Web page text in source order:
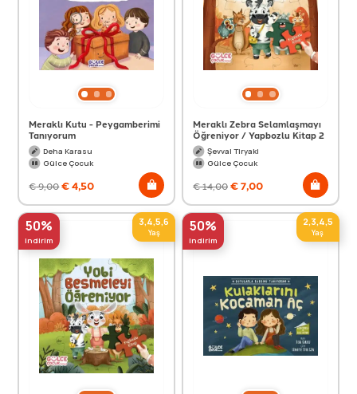
Meraklı Kutu - Peygamberimi
Tanıyorum
Deha Karasu
Gülce Çocuk
€9,00€4,50
Meraklı Zebra Selamlaşmayı
Öğreniyor / Yapbozlu Kitap 2
Şevval Tiryaki
Gülce Çocuk
€14,00€7,00
50%
indirim
3,4,5,6
Yaş 50%
indirim
2,3,4,5
Yaş